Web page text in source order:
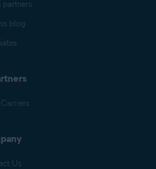
partners
blog
Us